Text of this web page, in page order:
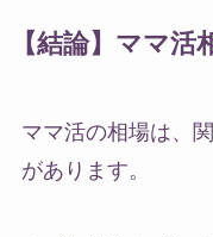
【結論】ママ活
ママ活の相場は、
があります。